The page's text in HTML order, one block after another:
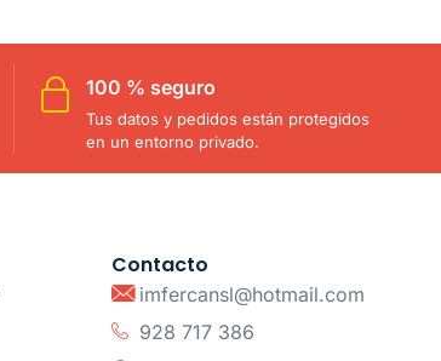
100 % seguro
Tus datos y pedidos están protegidos
en un entorno privado.
Contacto
imfercansl@hotmail.com
928 717 386